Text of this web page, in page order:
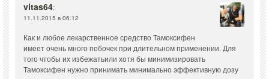
vitas64:
11.11.2015 в 06:12
Как и любое лекарственное средство Тамоксифен
имеет очень много побочек при длительном применении. Для
того чтобы их избежатьили хотя бы минимизировать
Тамоксифен нужно принимать минимально эффективную дозу